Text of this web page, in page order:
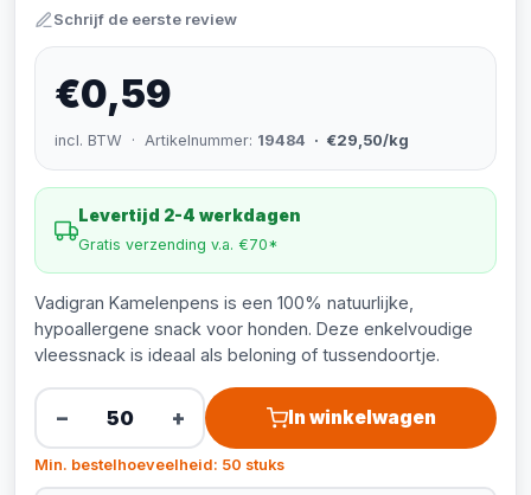
Schrijf de eerste review
€0,59
incl. BTW · Artikelnummer: 19484 · €29,50/kg
Levertijd 2-4 werkdagen
Gratis verzending v.a. €70*
Vadigran Kamelenpens is een 100% natuurlijke,
hypoallergene snack voor honden. Deze enkelvoudige
vleessnack is ideaal als beloning of tussendoortje.
− + In winkelwagen
Min. bestelhoeveelheid: 50 stuks